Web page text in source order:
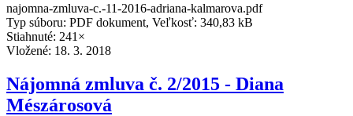
najomna-zmluva-c.-11-2016-adriana-kalmarova.pdf
Typ súboru: PDF dokument, Veľkosť: 340,83 kB
Stiahnuté: 241×
Vložené: 18. 3. 2018
Nájomná zmluva č. 2/2015 - Diana
Mészárosová